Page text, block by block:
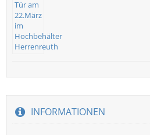
INFORMATIONEN